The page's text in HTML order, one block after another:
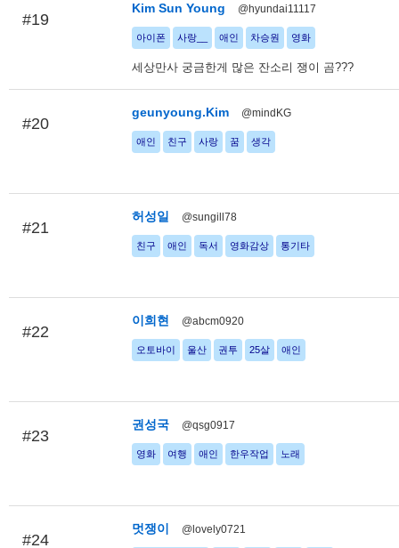
#19
Kim Sun Young @hyundai11117
아이폰 사랑__ 애인 차승원 영화
세상만사 궁금한게 많은 잔소리 쟁이 곰???
#20
geunyoung.Kim @mindKG
애인 친구 사랑 꿈 생각
#21
허성일 @sungill78
친구 애인 독서 영화감상 통기타
#22
이희현 @abcm0920
오토바이 울산 권투 25살 애인
#23
권성국 @qsg0917
영화 여행 애인 한우작업 노래
#24
멋쟁이 @lovely0721